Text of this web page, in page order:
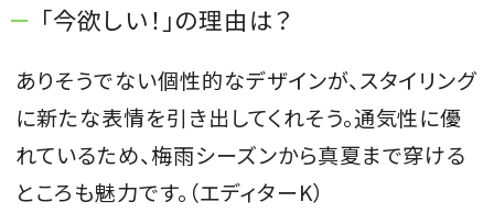
「今欲しい！」の理由は？
ありそうでない個性的なデザインが、スタイリング
に新たな表情を引き出してくれそう。通気性に優
れているため、梅雨シーズンから真夏まで穿ける
ところも魅力です。（エディターK）